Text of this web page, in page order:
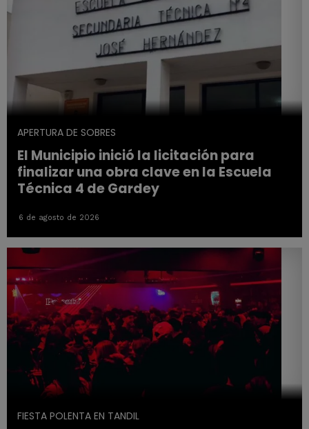
APERTURA DE SOBRES
El Municipio inició la licitación para
finalizar una obra clave en la Escuela
Técnica 4 de Gardey
6 de agosto de 2026
FIESTA POLENTA EN TANDIL